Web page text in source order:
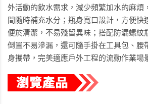
外活動的飲水需求，減少頻繁加水的麻煩
間隨時補充水分；瓶身寬口設計，方便快
便於清潔，不易殘留異味；搭配防漏螺紋
倒置不易滲漏，還可隨手掛在工具包、腰
身攜帶，完美適應戶外工程的流動作業場